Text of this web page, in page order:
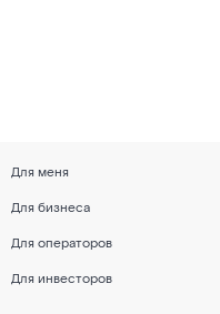
Для меня
Для бизнеса
Для операторов
Для инвесторов